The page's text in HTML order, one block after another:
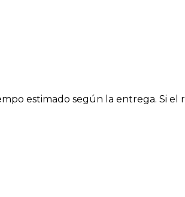
estimado según la entrega. Si